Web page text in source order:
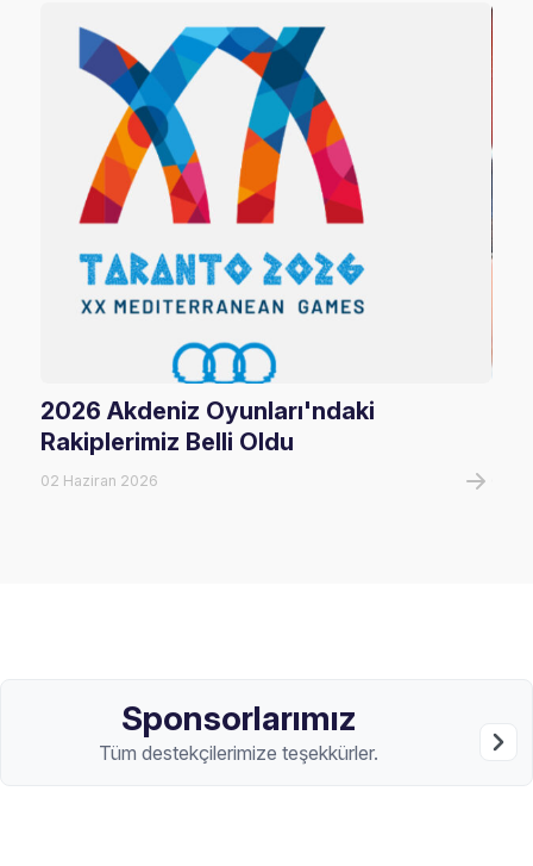
2026 Akdeniz Oyunları'ndaki
Rakiplerimiz Belli Oldu
02 Haziran 2026
Sponsorlarımız
Tüm destekçilerimize teşekkürler.